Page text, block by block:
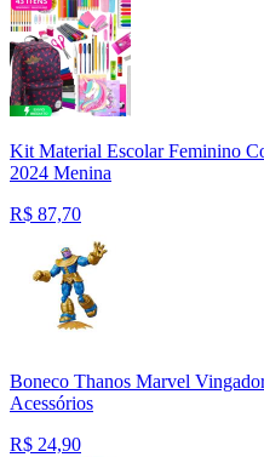
Kit Material Escolar Feminino
2024 Menina
R$ 87,70
Boneco Thanos Marvel
Acessórios
R$ 24,90